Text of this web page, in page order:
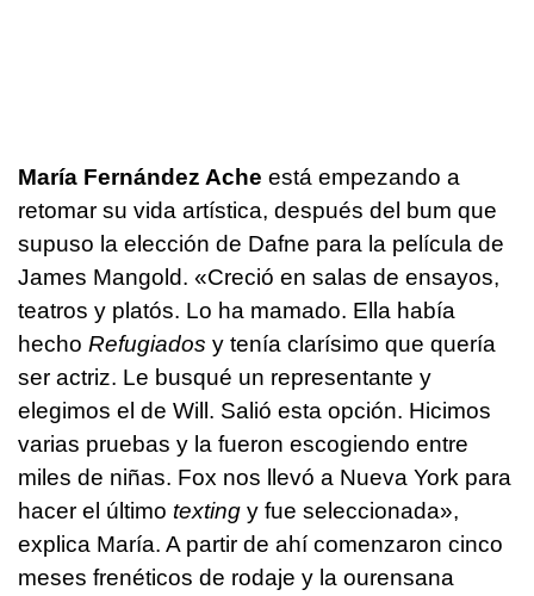
María Fernández Ache está empezando a
retomar su vida artística, después del bum que
supuso la elección de Dafne para la película de
James Mangold. «Creció en salas de ensayos,
teatros y platós. Lo ha mamado. Ella había
hecho Refugiados y tenía clarísimo que quería
ser actriz. Le busqué un representante y
elegimos el de Will. Salió esta opción. Hicimos
varias pruebas y la fueron escogiendo entre
miles de niñas. Fox nos llevó a Nueva York para
hacer el último texting y fue seleccionada»,
explica María. A partir de ahí comenzaron cinco
meses frenéticos de rodaje y la ourensana